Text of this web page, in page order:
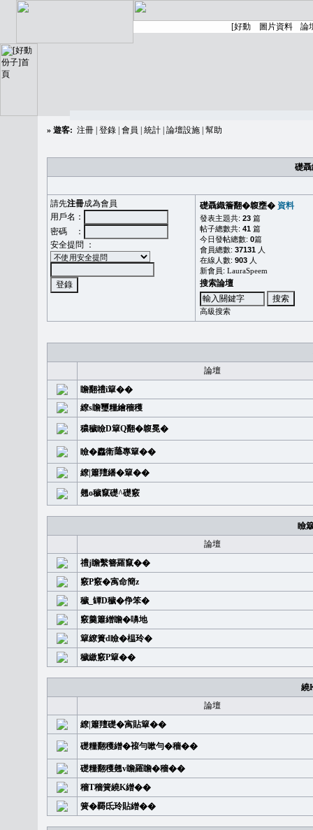
» 遊客: 注冊 登錄 會員 統計 論壇設施 幫助
礎
請先注冊成為會員
用戶名：
密碼 ：
安全提問 ：
礎聶織簷翻�䪖壅� 資料
發表主題共: 23 篇
帖子總數共: 41 篇
今日發帖總數: 0篇
會員總數: 37131 人
在線人數: 903 人
新會員: LauraSpeem
搜索論壇
高級搜索
論壇
瞻翻禮i簞��
繚s瞻璽糧繪穡穫
穠穢瞼D簞Q翻�䪖冕�
瞼�䆐衛𦻕專簞��
繚|簫羶繙�簞��
翹o穢竄礎^礎竅
瞼
論壇
禮j瞻繫簪羅竄��
竅P竅�㝢命簡z
穢_罈D穢�鿇笨�
竅羹簫繒瞻�嚊地
簞繚簣d瞼�榅玲�
穢繳竅P簞��
繞
論壇
繚|簫羶礎�㝢貼簞��
礎糧翻穫繒�䙛勻嗽勻�穡��
礎糧翻穫翹v瞻羅瞻�穡��
穡T穡簧繞K繒��
簧�覉氐玲貼繒��